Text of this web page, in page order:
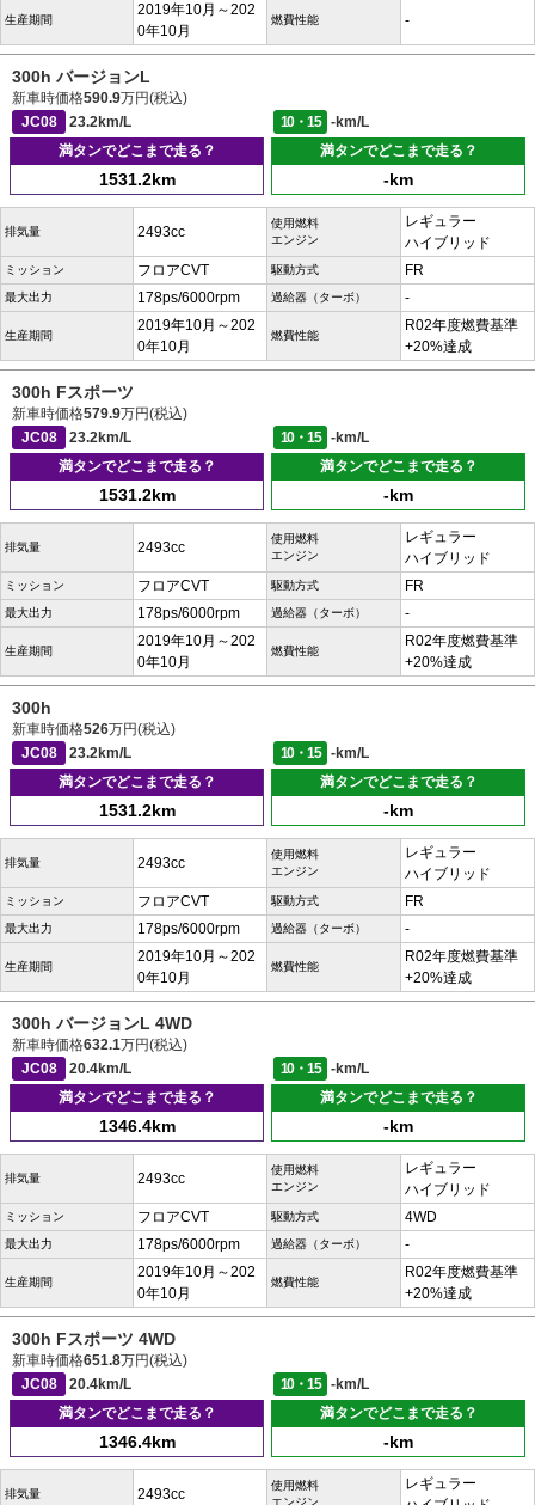
生産期間
2019年10月～202
0年10月
燃費性能 -
300h バージョンL
新車時価格590.9万円(税込)
JC08
23.2km/L 10・15
-km/L
満タンでどこまで走る？
1531.2km
満タンでどこまで走る？
-km
排気量 2493cc
使用燃料
エンジン
レギュラー
ハイブリッド
ミッション フロアCVT 駆動方式 FR
最大出力 178ps/6000rpm 過給器（ターボ） -
生産期間
2019年10月～202
0年10月
燃費性能
R02年度燃費基準
+20%達成
300h Fスポーツ
新車時価格579.9万円(税込)
JC08
23.2km/L 10・15
-km/L
満タンでどこまで走る？
1531.2km
満タンでどこまで走る？
-km
排気量 2493cc
使用燃料
エンジン
レギュラー
ハイブリッド
ミッション フロアCVT 駆動方式 FR
最大出力 178ps/6000rpm 過給器（ターボ） -
生産期間
2019年10月～202
0年10月
燃費性能
R02年度燃費基準
+20%達成
300h
新車時価格526万円(税込)
JC08
23.2km/L 10・15
-km/L
満タンでどこまで走る？
1531.2km
満タンでどこまで走る？
-km
排気量 2493cc
使用燃料
エンジン
レギュラー
ハイブリッド
ミッション フロアCVT 駆動方式 FR
最大出力 178ps/6000rpm 過給器（ターボ） -
生産期間
2019年10月～202
0年10月
燃費性能
R02年度燃費基準
+20%達成
300h バージョンL 4WD
新車時価格632.1万円(税込)
JC08
20.4km/L 10・15
-km/L
満タンでどこまで走る？
1346.4km
満タンでどこまで走る？
-km
排気量 2493cc
使用燃料
エンジン
レギュラー
ハイブリッド
ミッション フロアCVT 駆動方式 4WD
最大出力 178ps/6000rpm 過給器（ターボ） -
生産期間
2019年10月～202
0年10月
燃費性能
R02年度燃費基準
+20%達成
300h Fスポーツ 4WD
新車時価格651.8万円(税込)
JC08
20.4km/L 10・15
-km/L
満タンでどこまで走る？
1346.4km
満タンでどこまで走る？
-km
排気量 2493cc
使用燃料
エンジン
レギュラー